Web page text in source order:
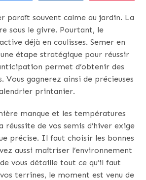
paraît souvent calme au jardin. La
sous le givre. Pourtant, le
déjà en coulisses. Semer en
étape stratégique pour réussir
permet d’obtenir des
Vous gagnerez ainsi de précieuses
printanier.
manque et les températures
réussite de vos semis d’hiver exige
précise. Il faut choisir les bonnes
aussi maîtriser l’environnement
vous détaille tout ce qu’il faut
terrines, le moment est venu de